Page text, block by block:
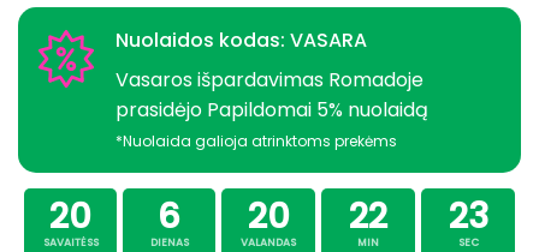
Nuolaidos kodas: VASARA
Vasaros išpardavimas Romadoje
prasidėjo Papildomai 5% nuolaidą
*Nuolaida galioja atrinktoms prekėms
20
SAVAITĖSS
6
DIENAS
20
VALANDAS
22
MIN
22
SEC